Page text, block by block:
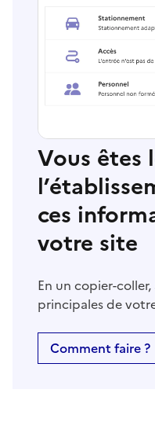
Vous êtes
ces
votre site
En un copier-
principales de
Comment faire ?